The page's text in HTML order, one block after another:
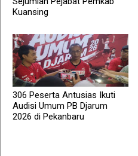
Kuansing
306 Peserta Antusias Ikuti
Audisi Umum PB Djarum
2026 di Pekanbaru